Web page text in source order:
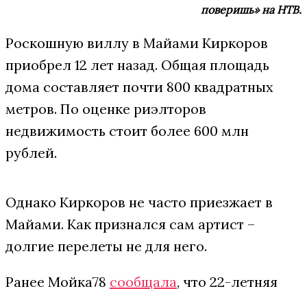
поверишь» на НТВ.
Роскошную виллу в Майами Киркоров
приобрел 12 лет назад. Общая площадь
дома составляет почти 800 квадратных
метров. По оценке риэлторов
недвижимость стоит более 600 млн
рублей.
Однако Киркоров не часто приезжает в
Майами. Как признался сам артист –
долгие перелеты не для него.
Ранее Мойка78 сообщала, что 22-летняя